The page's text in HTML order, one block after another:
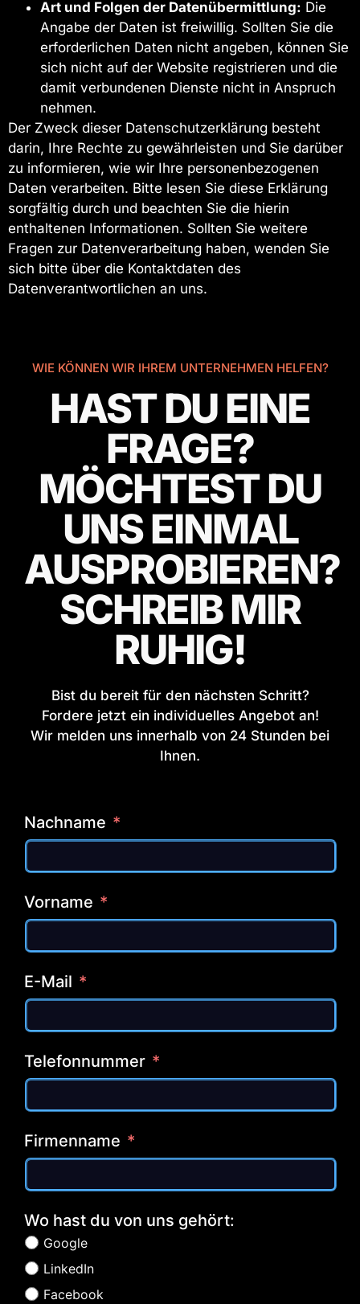
Art und Folgen der Datenübermittlung: Die
Angabe der Daten ist freiwillig. Sollten Sie die
erforderlichen Daten nicht angeben, können Sie
sich nicht auf der Website registrieren und die
damit verbundenen Dienste nicht in Anspruch
nehmen.
Der Zweck dieser Datenschutzerklärung besteht
darin, Ihre Rechte zu gewährleisten und Sie darüber
zu informieren, wie wir Ihre personenbezogenen
Daten verarbeiten. Bitte lesen Sie diese Erklärung
sorgfältig durch und beachten Sie die hierin
enthaltenen Informationen. Sollten Sie weitere
Fragen zur Datenverarbeitung haben, wenden Sie
sich bitte über die Kontaktdaten des
Datenverantwortlichen an uns.
WIE KÖNNEN WIR IHREM UNTERNEHMEN HELFEN?
HAST DU EINE
FRAGE?
MÖCHTEST DU
UNS EINMAL
AUSPROBIEREN?
SCHREIB MIR
RUHIG!
Bist du bereit für den nächsten Schritt?
Fordere jetzt ein individuelles Angebot an!
Wir melden uns innerhalb von 24 Stunden bei
Ihnen.
Nachname
Vorname
E-Mail
Telefonnummer
Firmenname
Wo hast du von uns gehört:
Google
LinkedIn
Facebook